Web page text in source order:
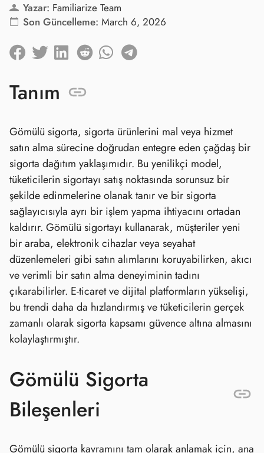
Yazar: Familiarize Team
Son Güncelleme: March 6, 2026
Tanım
Gömülü sigorta, sigorta ürünlerini mal veya hizmet
satın alma sürecine doğrudan entegre eden çağdaş bir
sigorta dağıtım yaklaşımıdır. Bu yenilikçi model,
tüketicilerin sigortayı satış noktasında sorunsuz bir
şekilde edinmelerine olanak tanır ve bir sigorta
sağlayıcısıyla ayrı bir işlem yapma ihtiyacını ortadan
kaldırır. Gömülü sigortayı kullanarak, müşteriler yeni
bir araba, elektronik cihazlar veya seyahat
düzenlemeleri gibi satın alımlarını koruyabilirken, akıcı
ve verimli bir satın alma deneyiminin tadını
çıkarabilirler. E-ticaret ve dijital platformların yükselişi,
bu trendi daha da hızlandırmış ve tüketicilerin gerçek
zamanlı olarak sigorta kapsamı güvence altına almasını
kolaylaştırmıştır.
Gömülü Sigorta
Bileşenleri
Gömülü sigorta kavramını tam olarak anlamak için, ana